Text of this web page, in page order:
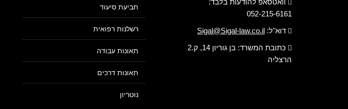
וואטסאפ להודעות בלבד:
052-215-6161
דוא"ל: Sigal@Sigal-law.co.il
כתובת המשרד: בן גוריון 14, ק.2
הרצליה
תביעת סיעוד
רשלנות רפואית
תאונות עבודה
תאונות דרכים
נוטריון